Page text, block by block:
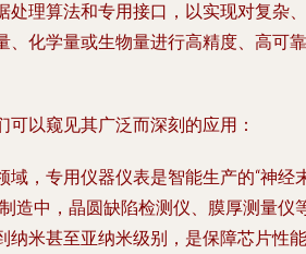
处理算法和专用接口，以实现对复杂、
、化学量或生物量进行高精度、高可靠
以窥见其广泛而深刻的应用：
域，专用仪器仪表是智能生产的“神经
造中，晶圆缺陷检测仪、膜厚测量仪
纳米甚至亚纳米级别，是保障芯片性能